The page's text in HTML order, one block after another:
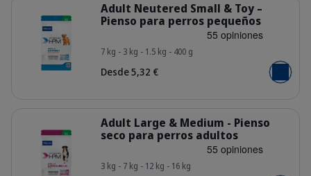
HQ_HPM_Packaging-without-
Adult Neutered Small & Toy –
Pienso para perros pequeños
7 kg - 3 kg - 1.5 kg - 400 g
Desde 5,32 € Añadir
HQ_HPM_Packaging-without-
Adult Large & Medium - Pienso
seco para perros adultos
3 kg - 7 kg - 12 kg - 16 kg